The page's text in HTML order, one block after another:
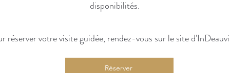
disponibilités.
réserver votre visite guidée, rendez-vous sur le site
Réserver